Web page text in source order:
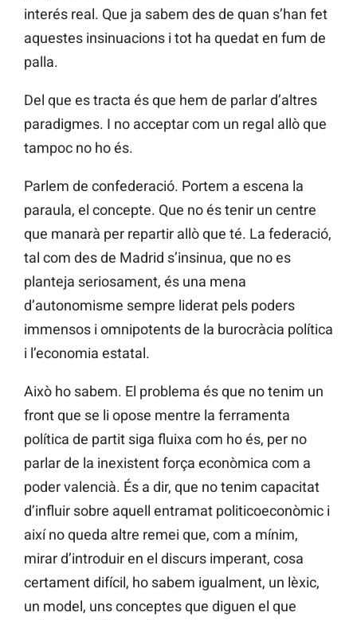
interés real. Que ja sabem des de quan s’han fet
aquestes insinuacions i tot ha quedat en fum de
palla.
Del que es tracta és que hem de parlar d’altres
paradigmes. I no acceptar com un regal allò que
tampoc no ho és.
Parlem de confederació. Portem a escena la
paraula, el concepte. Que no és tenir un centre
que manarà per repartir allò que té. La federació,
tal com des de Madrid s’insinua, que no es
planteja seriosament, és una mena
d’autonomisme sempre liderat pels poders
immensos i omnipotents de la burocràcia política
i l’economia estatal.
Això ho sabem. El problema és que no tenim un
front que se li opose mentre la ferramenta
política de partit siga fluixa com ho és, per no
parlar de la inexistent força econòmica com a
poder valencià. És a dir, que no tenim capacitat
d’influir sobre aquell entramat politicoeconòmic i
així no queda altre remei que, com a mínim,
mirar d’introduir en el discurs imperant, cosa
certament difícil, ho sabem igualment, un lèxic,
un model, uns conceptes que diguen el que